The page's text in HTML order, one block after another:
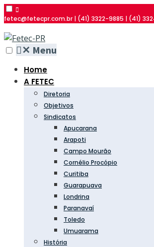
fetec@fetecpr.com.br | (41) 3322-9885 | (41)
✕ Menu
Home
A FETEC
Diretoria
Objetivos
Sindicatos
Apucarana
Arapoti
Campo Mourão
Cornélio Procópio
Curitiba
Guarapuava
Londrina
Paranavaí
Toledo
Umuarama
História